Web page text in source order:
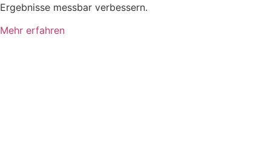
Ergebnisse messbar verbessern.
Mehr erfahren